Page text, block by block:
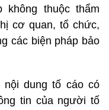
không thuộc thẩm
cơ quan, tổ chức,
các biện pháp bảo
nội dung tố cáo có
tin của người tố